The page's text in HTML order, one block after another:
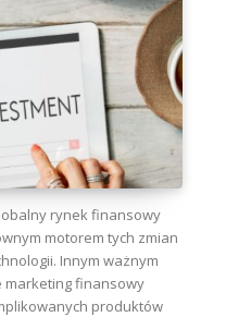
rynek finansowy
motorem tych zmian
Innym ważnym
marketing finansowy
produktów